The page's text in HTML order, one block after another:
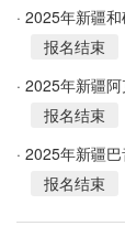
· 2025年新疆
报名结束
· 2025年新疆
批）报名结束
· 2025年新疆
考7名社区工
报名结束